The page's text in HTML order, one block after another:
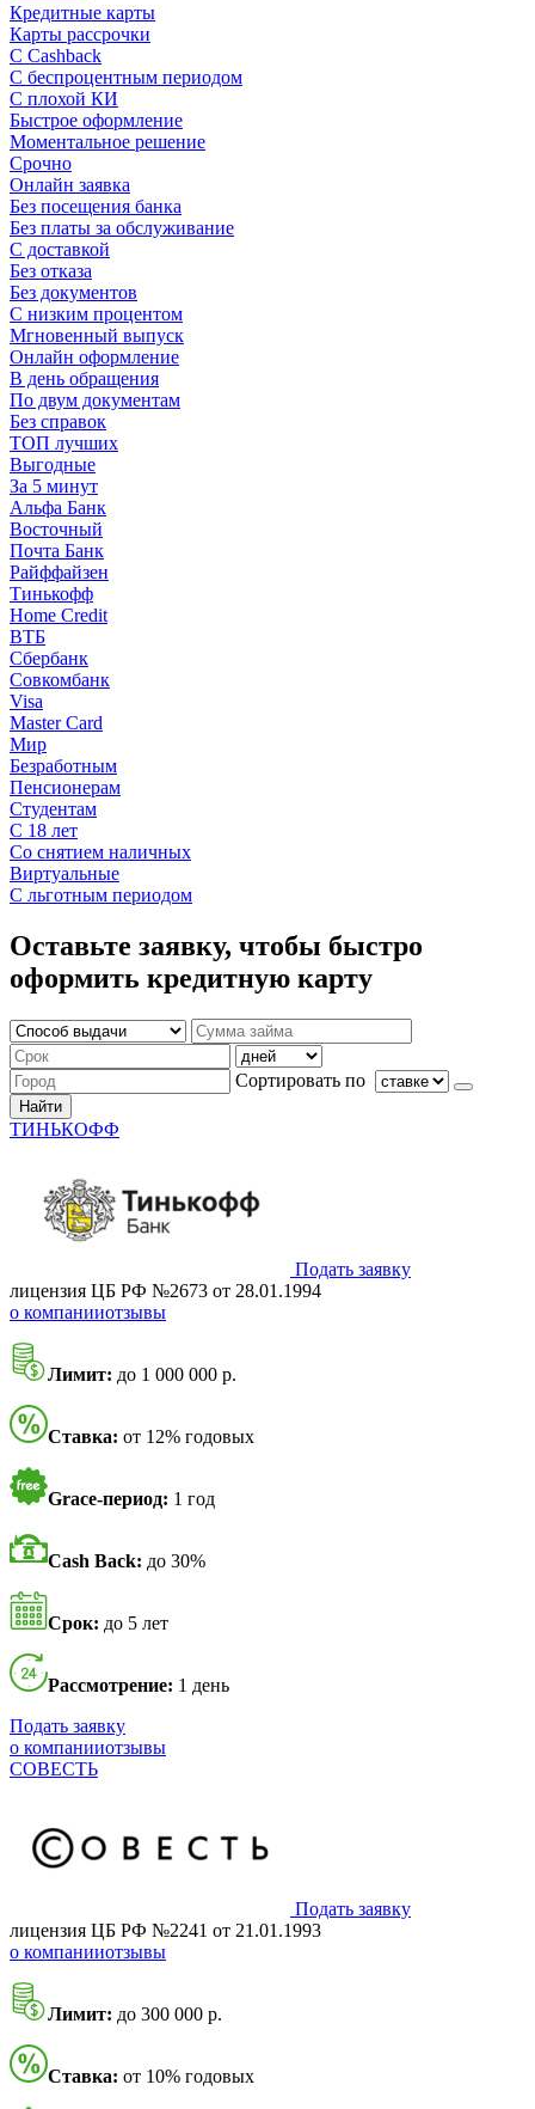
Кредитные карты
Карты рассрочки
C Cashback
С беспроцентным периодом
С плохой КИ
Быстрое оформление
Моментальное решение
Срочно
Онлайн заявка
Без посещения банка
Без платы за обслуживание
С доставкой
Без отказа
Без документов
С низким процентом
Мгновенный выпуск
Онлайн оформление
В день обращения
По двум документам
Без справок
ТОП лучших
Выгодные
За 5 минут
Альфа Банк
Восточный
Почта Банк
Райффайзен
Тинькофф
Home Credit
ВТБ
Сбербанк
Совкомбанк
Visa
Master Card
Мир
Безработным
Пенсионерам
Студентам
С 18 лет
Со снятием наличных
Виртуальные
С льготным периодом
Оставьте заявку, чтобы быстро
оформить кредитную карту
Сортировать по
Найти
ТИНЬКОФФ
Подать заявку
лицензия ЦБ РФ №2673 от 28.01.1994
о компанииотзывы
Лимит: до 1 000 000 р.
Ставка: от 12% годовых
Grace-период: 1 год
Cash Back: до 30%
Срок: до 5 лет
Рассмотрение: 1 день
Подать заявку
о компанииотзывы
СОВЕСТЬ
Подать заявку
лицензия ЦБ РФ №2241 от 21.01.1993
о компанииотзывы
Лимит: до 300 000 р.
Ставка: от 10% годовых